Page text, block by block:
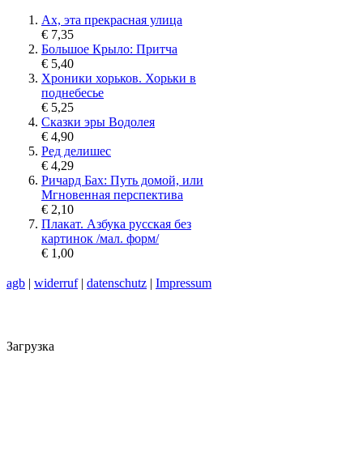
Ах, эта прекрасная улица
€ 7,35
Большое Крыло: Притча
€ 5,40
Хроники хорьков. Хорьки в
поднебесье
€ 5,25
Сказки эры Водолея
€ 4,90
Ред делишес
€ 4,29
Ричард Бах: Путь домой, или
Мгновенная перспектива
€ 2,10
Плакат. Азбука русская без
картинок /мал. форм/
€ 1,00
agb | widerruf| datenschutz | Impressum
Загрузка